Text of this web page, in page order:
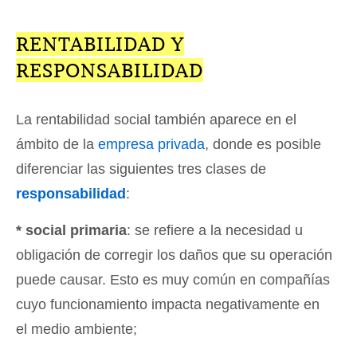
RENTABILIDAD Y
RESPONSABILIDAD
La rentabilidad social también aparece en el
ámbito de la empresa privada, donde es posible
diferenciar las siguientes tres clases de
responsabilidad :
* social primaria: se refiere a la necesidad u
obligación de corregir los daños que su operación
puede causar. Esto es muy común en compañías
cuyo funcionamiento impacta negativamente en
el medio ambiente;